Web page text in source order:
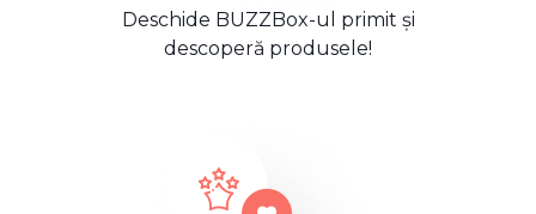
Deschide BUZZBox-ul primit și
descoperă produsele!